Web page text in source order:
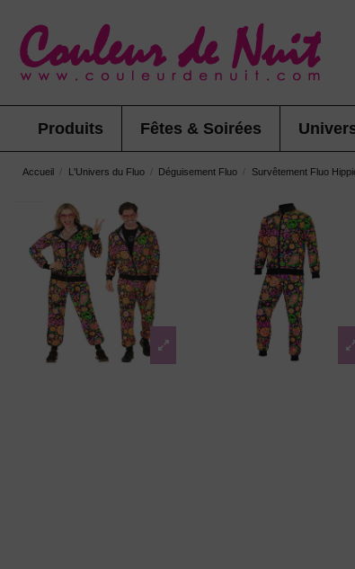
Produits Fêtes & Soirées
Accueil L'Univers du Fluo Déguisement Fluo Survêtement Fluo